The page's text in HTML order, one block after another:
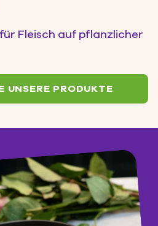
Fleisch auf pflanzlicher
UNSERE PRODUKTE
kg CO2*
Ihnen